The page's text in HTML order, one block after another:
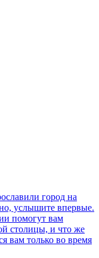
город на
услышите впервые.
помогут вам
столицы, и что же
вам только во время